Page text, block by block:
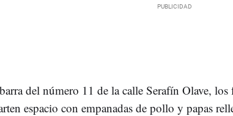
del número 11 de la calle Serafín Olave, los
espacio con empanadas de pollo y papas